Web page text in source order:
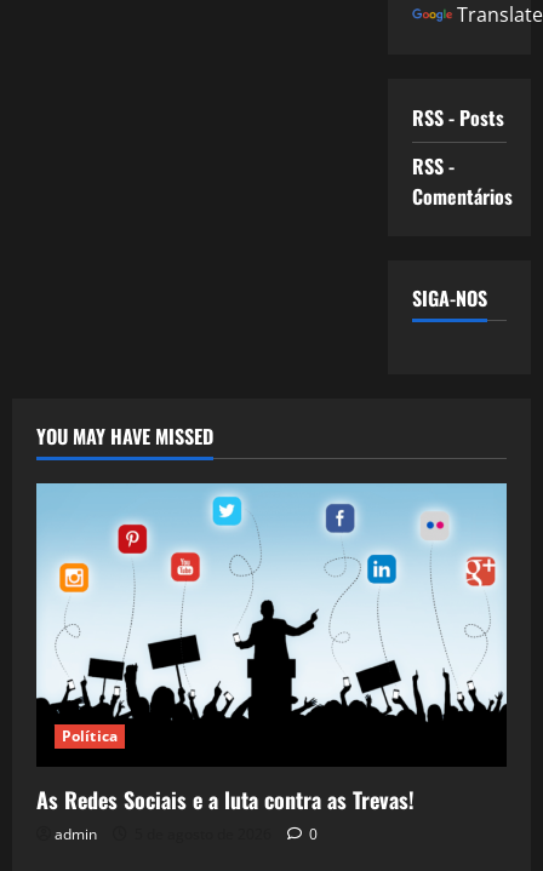
Translate
RSS - Posts
RSS -
Comentários
SIGA-NOS
YOU MAY HAVE MISSED
Política
As Redes Sociais e a luta contra as Trevas!
admin 0